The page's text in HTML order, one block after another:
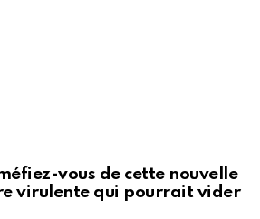
vous de cette nouvelle
virulente qui pourrait vider